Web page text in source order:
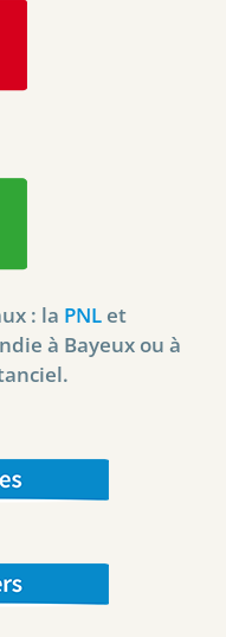
: la PNL et
à Bayeux ou à